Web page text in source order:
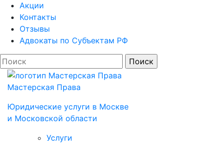
Акции
Контакты
Отзывы
Адвокаты по Субъектам РФ
Мастерская Права
Юридические услуги в Моcкве
и Московской области
Услуги